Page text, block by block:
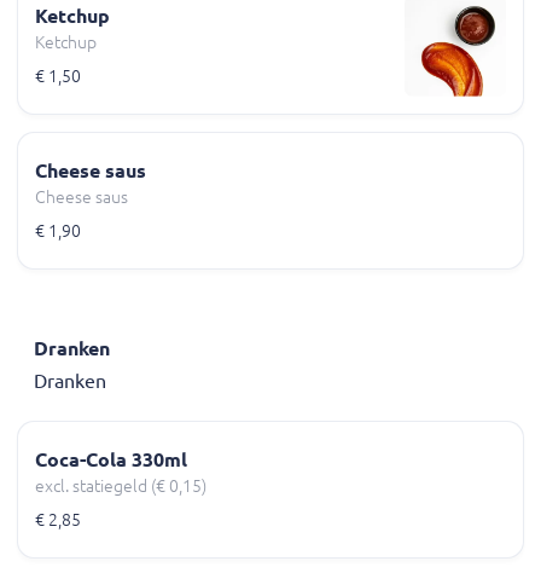
Ketchup
Ketchup
€ 1,50
Cheese saus
Cheese saus
€ 1,90
Dranken
Dranken
Coca-Cola 330ml
excl. statiegeld (€ 0,15)
€ 2,85